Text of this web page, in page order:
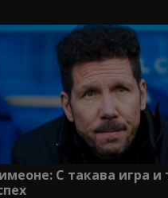
С такава игра и